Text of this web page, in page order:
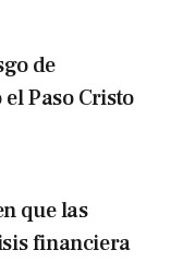
de
Paso Cristo
que las
financiera